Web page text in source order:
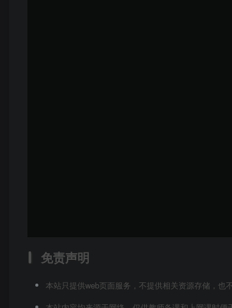
免责声明
本站只提供web页面服务，不提供相关资源存储，也